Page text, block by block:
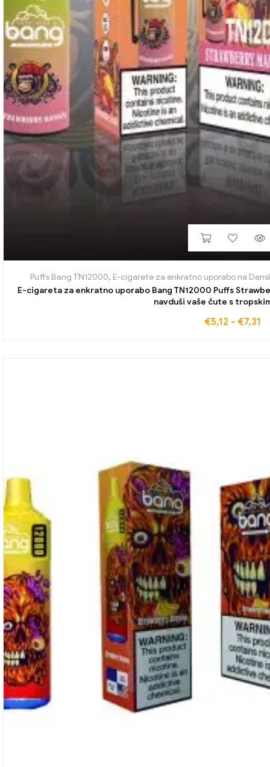
Puffs Bang TN12000, E-cigarete za enkratno uporabo na
E-cigareta za enkratno uporabo Bang TN12000 Puffs
navduši vaše čute s
€5,12 - €7,31